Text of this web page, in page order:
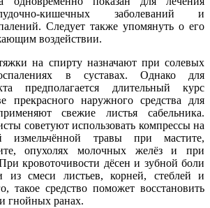
кишечных заболеваний и
Следует также упомянуть о его
воздействии.
на спирту назначают при солевых
в суставах. Однако для
предполагается длительный курс
прекрасного наружного средства для
свежие листья сабельника.
советуют использовать компрессы на
измельчённой травы при мастите,
опухолях молочных желёз и при
кровоточивости дёсен и зубной боли
из смеси листьев, корней, стеблей и
такое средство поможет восстановить
гнойных ранах.